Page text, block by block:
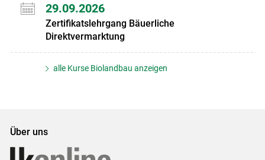
29.09.2026
Zertifikatslehrgang Bäuerliche
Direktvermarktung
alle Kurse Biolandbau anzeigen
Über uns